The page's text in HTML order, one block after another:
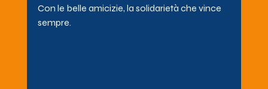
Con le belle amicizie, la solidarietà che vince
sempre.